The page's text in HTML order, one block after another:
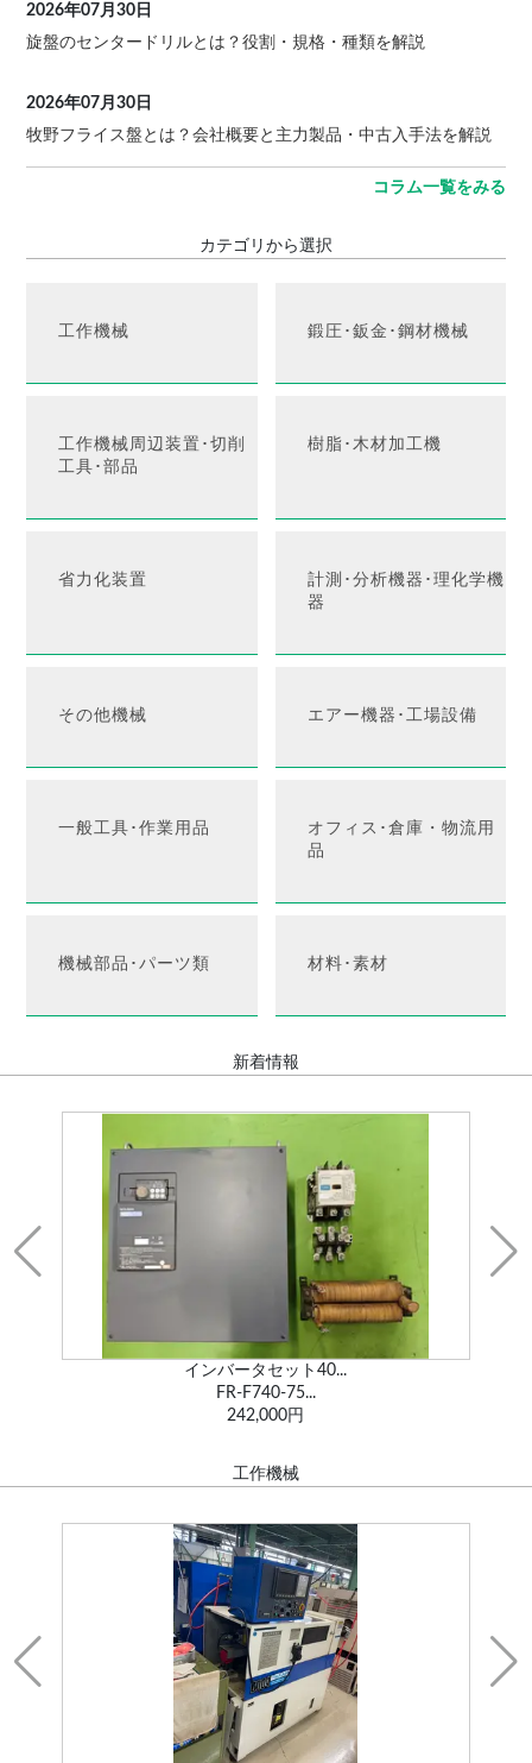
2026年07月30日
旋盤のセンタードリルとは？役割・規格・種類を解説
2026年07月30日
牧野フライス盤とは？会社概要と主力製品・中古入手法を解説
コラム一覧をみる
カテゴリから選択
工作機械 鍛圧･鈑金･鋼材機械
工作機械周辺装置･切削
工具･部品
樹脂･木材加工機
省力化装置
計測･分析機器･理化学機
器
その他機械 エアー機器･工場設備
一般工具･作業用品
オフィス･倉庫・物流用
品
機械部品･パーツ類 材料･素材
新着情報
インバータセット40...
FR-F740-45...
165,000円
工作機械